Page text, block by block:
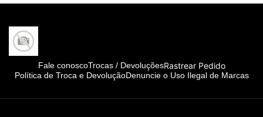
Fale conoscoTrocas / DevoluçõesRastrear Pedido
Política de Troca e DevoluçãoDenuncie o Uso Ilegal de Marcas